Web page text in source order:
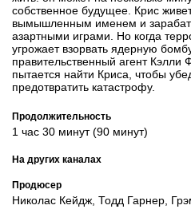
собственное будущее. Крис
вымышленным именем и
азартными играми. Но когда
угрожает взорвать ядерную
правительственный агент
пытается найти Криса, чтобы
предотвратить катастрофу.
Продолжительность
1 час 30 минут (90 минут)
На других каналах
Продюсер
Николас Кейдж, Тодд Гарнер,